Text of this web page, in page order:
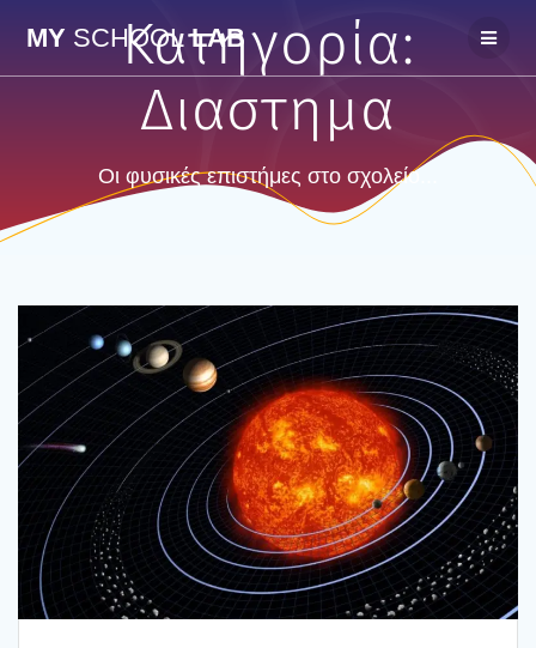
to
content
MY SCHOOLLAB
Κατηγορία:
Διαστημα
Οι φυσικές επιστήμες στο σχολείο...